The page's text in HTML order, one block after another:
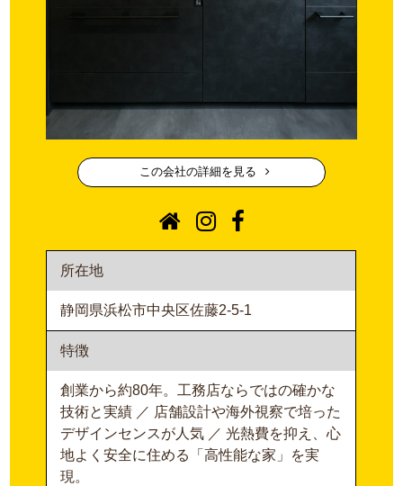
この会社の詳細を見る
所在地
静岡県浜松市中央区佐藤2-5-1
特徴
創業から約80年。工務店ならではの確かな
技術と実績 ／ 店舗設計や海外視察で培った
デザインセンスが人気 ／ 光熱費を抑え、心
地よく安全に住める「高性能な家」を実
現。